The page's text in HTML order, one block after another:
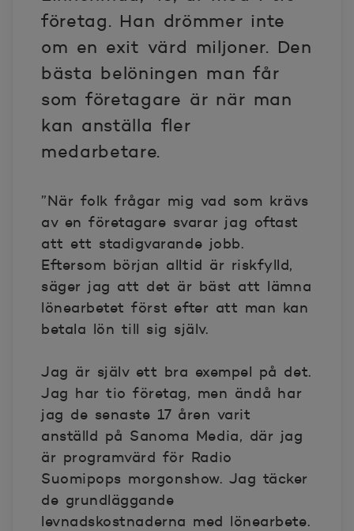
företag. Han drömmer inte
om en exit värd miljoner. Den
bästa belöningen man får
som företagare är när man
kan anställa fler
medarbetare.
”När folk frågar mig vad som krävs
av en företagare svarar jag oftast
att ett stadigvarande jobb.
Eftersom början alltid är riskfylld,
säger jag att det är bäst att lämna
lönearbetet först efter att man kan
betala lön till sig själv.
Jag är själv ett bra exempel på det.
Jag har tio företag, men ändå har
jag de senaste 17 åren varit
anställd på Sanoma Media, där jag
är programvärd för Radio
Suomipops morgonshow. Jag täcker
de grundläggande
levnadskostnaderna med lönearbete.